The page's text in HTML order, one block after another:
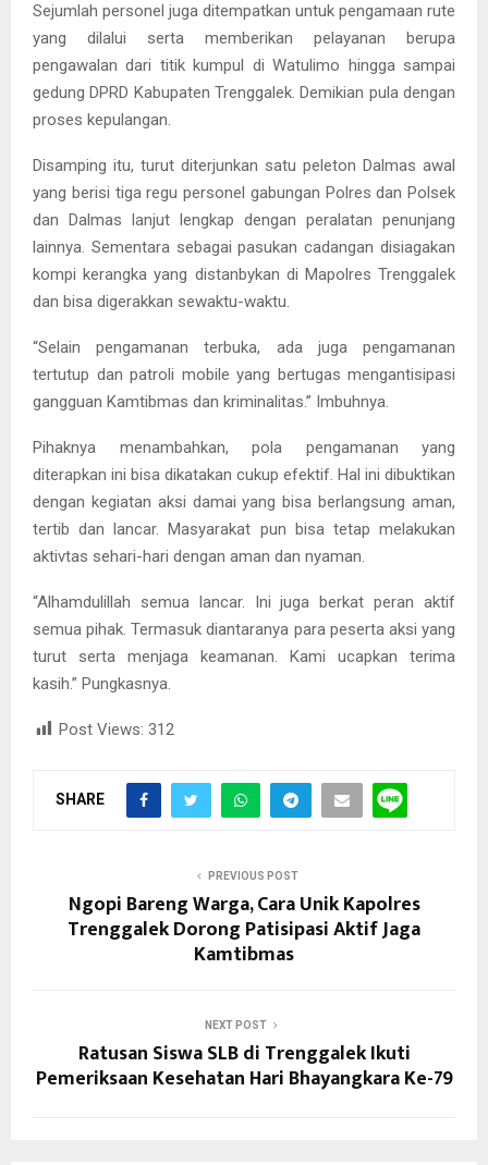
Sejumlah personel juga ditempatkan untuk pengamaan rute
yang dilalui serta memberikan pelayanan berupa
pengawalan dari titik kumpul di Watulimo hingga sampai
gedung DPRD Kabupaten Trenggalek. Demikian pula dengan
proses kepulangan.
Disamping itu, turut diterjunkan satu peleton Dalmas awal
yang berisi tiga regu personel gabungan Polres dan Polsek
dan Dalmas lanjut lengkap dengan peralatan penunjang
lainnya. Sementara sebagai pasukan cadangan disiagakan
kompi kerangka yang distanbykan di Mapolres Trenggalek
dan bisa digerakkan sewaktu-waktu.
“Selain pengamanan terbuka, ada juga pengamanan
tertutup dan patroli mobile yang bertugas mengantisipasi
gangguan Kamtibmas dan kriminalitas.” Imbuhnya.
Pihaknya menambahkan, pola pengamanan yang
diterapkan ini bisa dikatakan cukup efektif. Hal ini dibuktikan
dengan kegiatan aksi damai yang bisa berlangsung aman,
tertib dan lancar. Masyarakat pun bisa tetap melakukan
aktivtas sehari-hari dengan aman dan nyaman.
“Alhamdulillah semua lancar. Ini juga berkat peran aktif
semua pihak. Termasuk diantaranya para peserta aksi yang
turut serta menjaga keamanan. Kami ucapkan terima
kasih.” Pungkasnya.
Post Views: 312
SHARE
PREVIOUS POST
Ngopi Bareng Warga, Cara Unik Kapolres
Trenggalek Dorong Patisipasi Aktif Jaga
Kamtibmas
NEXT POST
Ratusan Siswa SLB di Trenggalek Ikuti
Pemeriksaan Kesehatan Hari Bhayangkara Ke-79